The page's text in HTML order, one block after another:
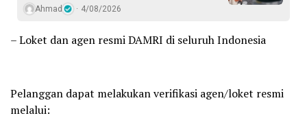
Ahmad 4/08/2026
– Loket dan agen resmi DAMRI di seluruh Indonesia
Pelanggan dapat melakukan verifikasi agen/loket resmi
melalui: